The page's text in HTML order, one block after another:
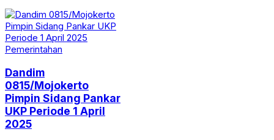
Pemerintahan
Dandim
0815/Mojokerto
Pimpin Sidang Pankar
UKP Periode 1 April
2025